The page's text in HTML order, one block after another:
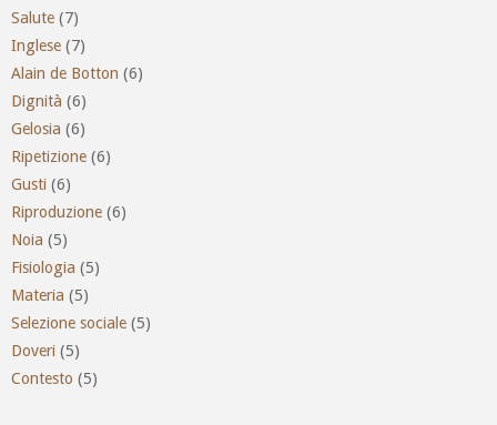
Salute (7)
Inglese (7)
Alain de Botton (6)
Dignità (6)
Gelosia (6)
Ripetizione (6)
Gusti (6)
Riproduzione (6)
Noia (5)
Fisiologia (5)
Materia (5)
Selezione sociale (5)
Doveri (5)
Contesto (5)